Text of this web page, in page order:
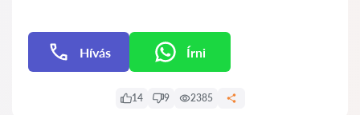
Hívás Írni
14 9 2385